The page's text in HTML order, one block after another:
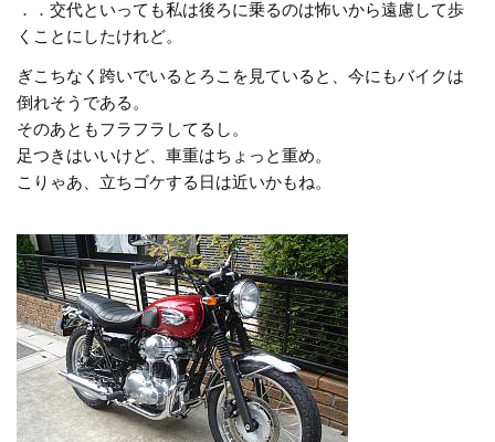
．．交代といっても私は後ろに乗るのは怖いから遠慮して歩
くことにしたけれど。
ぎこちなく跨いでいるとろこを見ていると、今にもバイクは
倒れそうである。
そのあともフラフラしてるし。
足つきはいいけど、車重はちょっと重め。
こりゃあ、立ちゴケする日は近いかもね。